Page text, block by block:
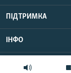
ПІДТРИМКА
ІНФО